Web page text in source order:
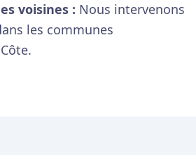
voisines : Nous intervenons
les communes